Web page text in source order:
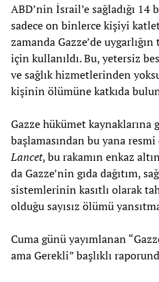
ABD’nin İsrail’e sağladığı
sadece on binlerce kişiyi
zamanda Gazze’de
için kullanıldı. Bu, yetersiz
ve sağlık hizmetlerinden
kişinin ölümüne katkıda
Gazze hükümet kaynaklarına
başlamasından bu yana resmi
Lancet, bu rakamın enkaz
da Gazze’nin gıda dağıtım,
sistemlerinin kasıtlı olarak
olduğu sayısız ölümü
Cuma günü yayımlanan
ama Gerekli” başlıklı